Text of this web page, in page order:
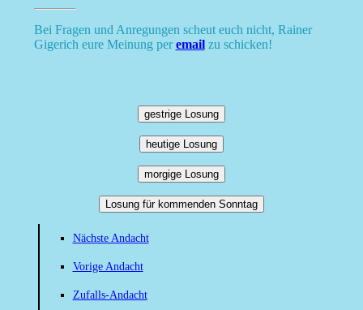
Bei Fragen und Anregungen scheut euch nicht, Rainer
Gigerich eure Meinung peremailzu schicken!
gestrige Losung
heutige Losung
morgige Losung
Losung für kommenden Sonntag
Nächste Andacht
Vorige Andacht
Zufalls-Andacht